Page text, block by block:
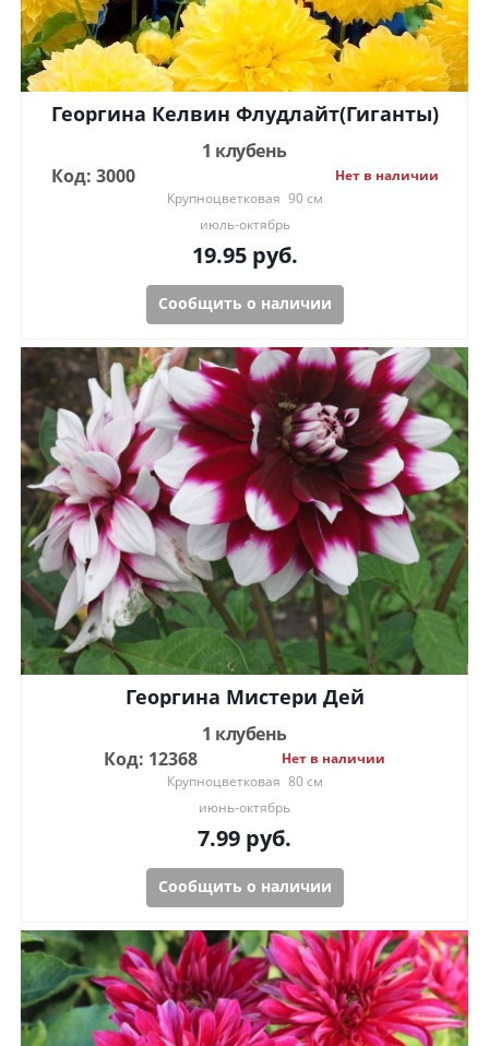
Георгина Келвин Флудлайт(Гиганты)
1 клубень
Код: 3000
Нет в наличии
Крупноцветковая 90 см
июль-октябрь
19.95руб.
Сообщить о наличии
Георгина Мистери Дей
1 клубень
Код: 12368
Нет в наличии
Крупноцветковая 80 см
июнь-октябрь
7.99 руб.
Сообщить о наличии